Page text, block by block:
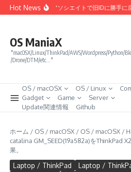
コンテンツへスキップ
Hot NewsAmazonアソシエイトで旧IDに勝手に
OS ManiaX
"macOSX/Linux/ThinkPad/AWS/Wordpress/Python/
/Drone/DTM/etc…"
OS / macOSX OS / Linux
Gadget
Game
Server
Update関連情報
Github
ホーム / OS / macOSX / OS / macOSX /
catalina GM_SEED(19a582a)をThinkPad
果。
Laptop / ThinkPad
Laptop /